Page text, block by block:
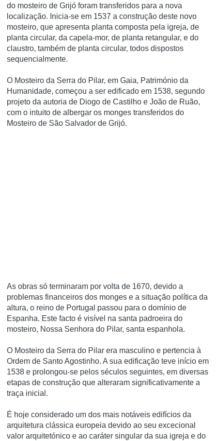
do mosteiro de Grijó foram transferidos para a nova
localização. Inicia-se em 1537 a construção deste novo
mosteiro, que apresenta planta composta pela igreja, de
planta circular, da capela-mor, de planta retangular, e do
claustro, também de planta circular, todos dispostos
sequencialmente.
O Mosteiro da Serra do Pilar, em Gaia, Património da
Humanidade, começou a ser edificado em 1538, segundo
projeto da autoria de Diogo de Castilho e João de Ruão,
com o intuito de albergar os monges transferidos do
Mosteiro de São Salvador de Grijó.
As obras só terminaram por volta de 1670, devido a
problemas financeiros dos monges e a situação política da
altura, o reino de Portugal passou para o domínio de
Espanha. Este facto é visível na santa padroeira do
mosteiro, Nossa Senhora do Pilar, santa espanhola.
O Mosteiro da Serra do Pilar era masculino e pertencia à
Ordem de Santo Agostinho. A sua edificação teve iní­cio em
1538 e prolongou-se pelos séculos seguintes, em diversas
etapas de construção que alteraram significativamente a
traça inicial.
É hoje considerado um dos mais notáveis edifí­cios da
arquitetura clássica europeia devido ao seu excecional
valor arquitetónico e ao caráter singular da sua igreja e do